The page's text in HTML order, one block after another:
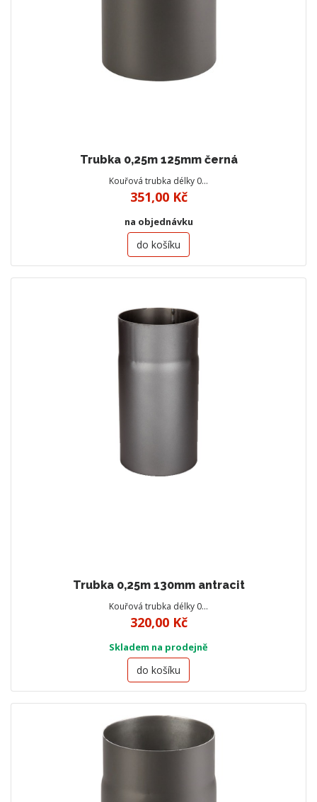
Trubka 0,25m 125mm černá
Kouřová trubka délky 0…
351,00 Kč
na objednávku
do košíku
Trubka 0,25m 130mm antracit
Kouřová trubka délky 0…
320,00 Kč
Skladem na prodejně
do košíku